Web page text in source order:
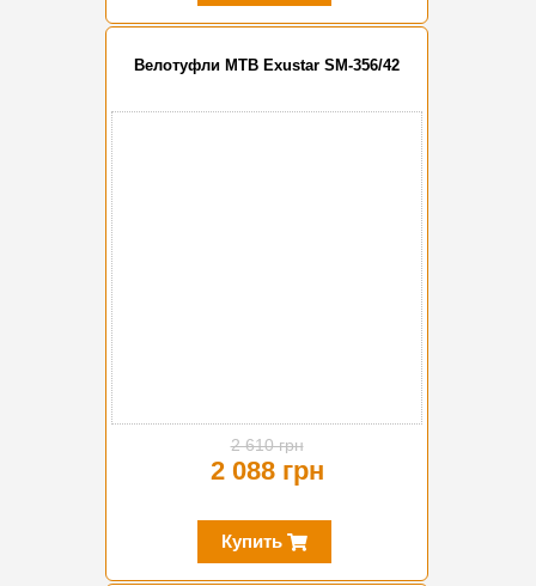
Велотуфли MTB Exustar SM-356/42
2 610 грн
2 088 грн
Купить